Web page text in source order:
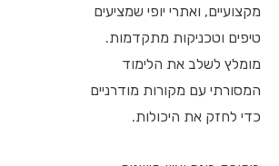
מקצועיים, ואתרי יופי שמציעים
טיפים וטכניקות מתקדמות.
מומלץ לשלב את הלימוד
המסורתי עם מקורות מודרניים
כדי לחזק את היכולות.